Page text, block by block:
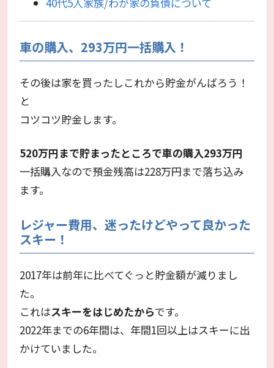
車の購入、293万円一括購入！
その後は家を買ったしこれから貯金がんばろう！
と
コツコツ貯金します。
520万円まで貯まったところで車の購入293万円
一括購入なので預金残高は228万円まで落ち込み
ます。
レジャー費用、迷ったけどやって良かった
スキー！
2017年は前年に比べてぐっと貯金額が減りまし
た。
これはスキーをはじめたからです。
2022年までの6年間は、年間1回以上はスキーに出
かけていました。